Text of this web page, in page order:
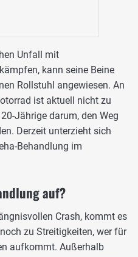
Unfall mit
kann seine Beine
Rollstuhl angewiesen. An
ist aktuell nicht zu
Jährige darum, den Weg
Derzeit unterzieht sich
Behandlung im
auf?
Crash, kommt es
zu Streitigkeiten, wer für
aufkommt. Außerhalb